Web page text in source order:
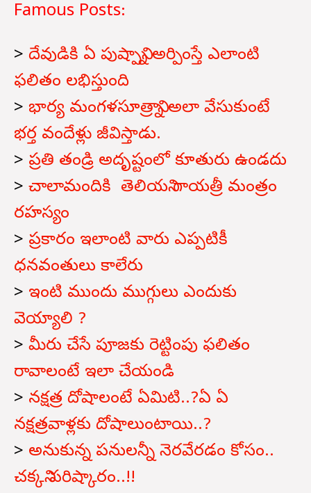
Famous Posts:
> దేవుడికి ఏ పుష్పాన్ని అర్పింస్తే ఎలాంటి
ఫలితం లభిస్తుంది
> భార్య మంగళసూత్రాన్ని అలా వేసుకుంటే
భర్త వందేళ్లు జీవిస్తాడు.
> ప్రతి తండ్రి అదృష్టంలో కూతురు ఉండదు
> చాలామందికి తెలియని గాయత్రీ మంత్రం
రహస్యం
> ప్రకారం ఇలాంటి వారు ఎప్పటికీ
ధనవంతులు కాలేరు
> ఇంటి ముందు ముగ్గులు ఎందుకు
వెయ్యాలి ?
> మీరు చేసే పూజకు రెట్టింపు ఫలితం
రావాలంటే ఇలా చేయండి
> నక్షత్ర దోషాలంటే ఏమిటి..?ఏ ఏ
నక్షత్రవాళ్లకు దోషాలుంటాయి..?
> అనుకున్న పనులన్నీ నెరవేరడం కోసం..
చక్కని పరిష్కారం..!!